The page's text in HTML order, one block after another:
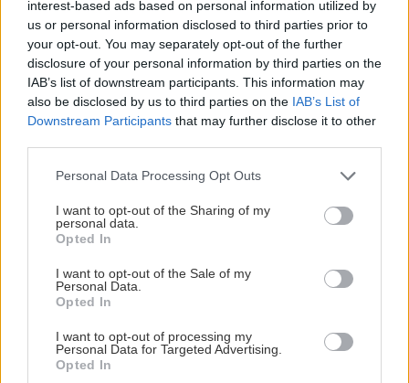
interest-based ads based on personal information utilized by
us or personal information disclosed to third parties prior to
your opt-out. You may separately opt-out of the further
disclosure of your personal information by third parties on the
IAB’s list of downstream participants. This information may
also be disclosed by us to third parties on the IAB’s List of
Downstream Participants that may further disclose it to other
Personal Data Processing Opt Outs
I want to opt-out of the Sharing of my
personal data.
Opted In
I want to opt-out of the Sale of my
Personal Data.
Opted In
I want to opt-out of processing my
Personal Data for Targeted Advertising.
Opted In
doplniť z viacerých prameňov.
Doplnkové tipy
Z doliny Val Visdende sa dá prejsť na cyklochodníky
hrebeňa nad rakúskymmestečkom Sillian
bezprostredne
susedí so Sextenským Dolomitmi a na bicykli sa tam dá voziť
vo výškach okolo 2500 mnm! Zrejme sú tam staré vojenské
Odoberať
novinky emailom (zvyčajne raz za dva
týždne)